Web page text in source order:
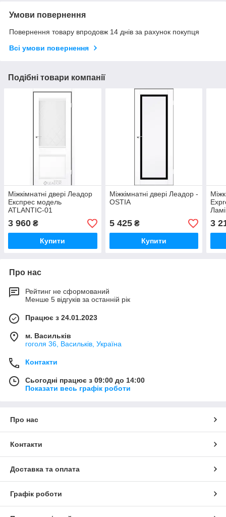
Умови повернення
Повернення товару впродовж 14 днів за рахунок покупця
Всі умови повернення
Подібні товари компанії
Міжкімнатні двері Леадор
Експрес модель
ATLANTIC-01
3 960 ₴
Купити
Міжкімнатні двері Леадор -
OSTIA
5 425₴
Купити
3
Про нас
Рейтинг не сформований
Менше 5 відгуків за останній рік
Працює з 24.01.2023
м. Васильків
гоголя 36, Васильків, Україна
Контакти
Сьогодні працює з 09:00 до 14:00
Показати весь графік роботи
Про нас
Контакти
Доставка та оплата
Графік роботи